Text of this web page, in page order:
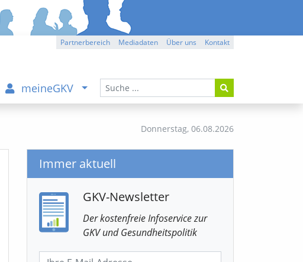
Partnerbereich Mediadaten Über uns Kontakt
meineGKV
Donnerstag, 06.08.2026
Immer aktuell
GKV-Newsletter
Der kostenfreie Infoservicezur
GKVund Gesundheitspolitik